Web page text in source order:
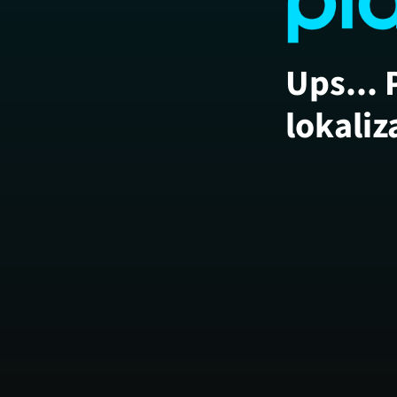
Ups...